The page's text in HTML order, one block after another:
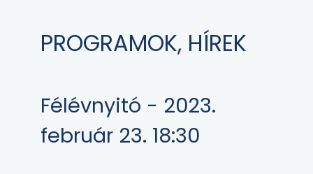
PROGRAMOK, HÍREK
Félévnyitó - 2023.
február 23. 18:30